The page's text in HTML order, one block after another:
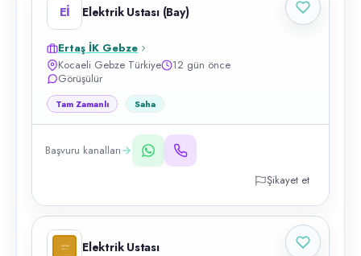
Eİ Elektrik Ustası (Bay)
Ertaş İK Gebze
Kocaeli Gebze Türkiye
12 gün önce
Görüşülür
Tam Zamanlı Saha
Başvuru kanalları
Şikayet et
Elektrik Ustası